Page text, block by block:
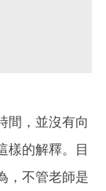
間，並沒有向
樣的解釋。目
，不管老師是